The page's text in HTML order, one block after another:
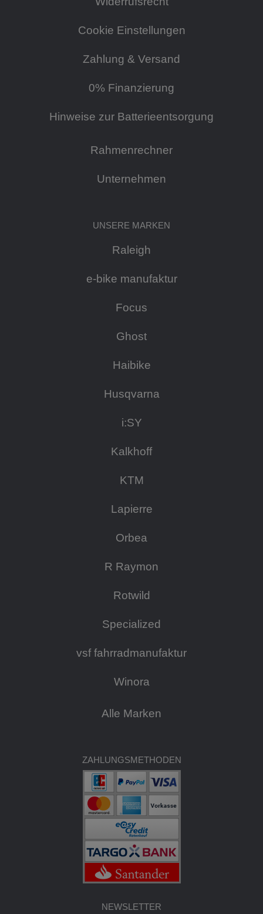
Cookie Einstellungen
Zahlung & Versand
0% Finanzierung
Hinweise zur Batterieentsorgung
Rahmenrechner
Unternehmen
UNSERE MARKEN
Raleigh
e-bike manufaktur
Focus
Ghost
Haibike
Husqvarna
i:SY
Kalkhoff
KTM
Lapierre
Orbea
R Raymon
Rotwild
Specialized
vsf fahrradmanufaktur
Winora
Alle Marken
ZAHLUNGSMETHODEN
NEWSLETTER